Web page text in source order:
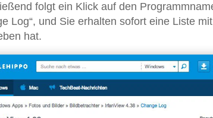
folgt ein Klick auf den
Log“, und Sie erhalten sofort eine Liste
hat.